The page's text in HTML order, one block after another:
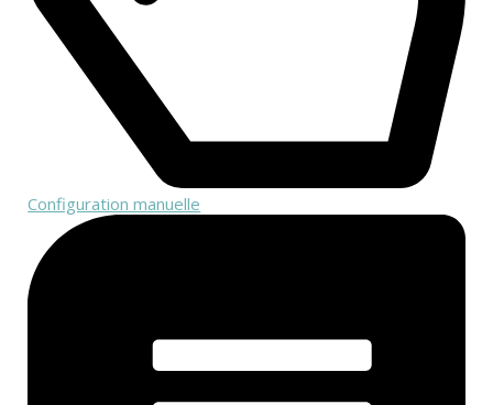
Configuration manuelle